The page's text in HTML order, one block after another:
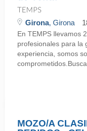
TEMPS
Girona, Girona
En TEMPS llevamos
profesionales para la
experiencia, somos
MOZO/A